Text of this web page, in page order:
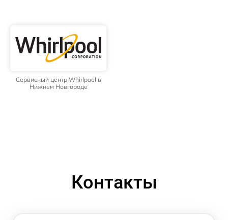
Сервисный центр Whirlpool в
Нижнем Новгороде
Контакты